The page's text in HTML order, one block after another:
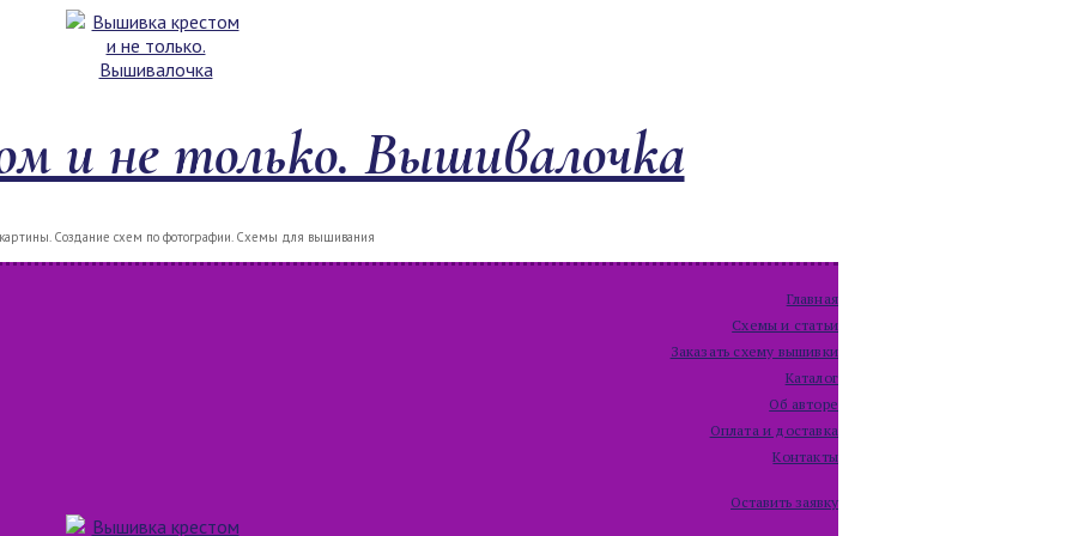
и не только. Вышивалочка
Создание схем по фотографии. Схемы для вышивания
Главная
Схемы и статьи
Заказать схему вышивки
Каталог
Об авторе
Оплата и доставка
Контакты
Оставить заявку